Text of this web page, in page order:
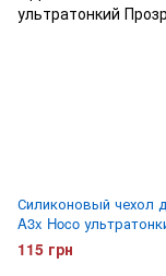
Силиконовый чехол
A3x Hoco
Прозрачный
115 грн